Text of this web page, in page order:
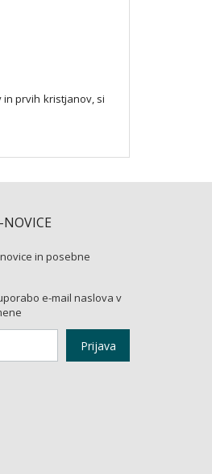
in prvih kristjanov, si
NOVICE
in posebne
e-mail naslova v
Prijava